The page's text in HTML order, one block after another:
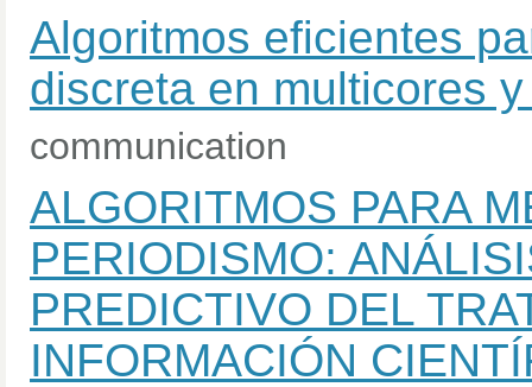
Algoritmos eficientes
discreta en multicores
communication
ALGORITMOS PARA
PERIODISMO:
PREDICTIVO DEL
INFORMACIÓN